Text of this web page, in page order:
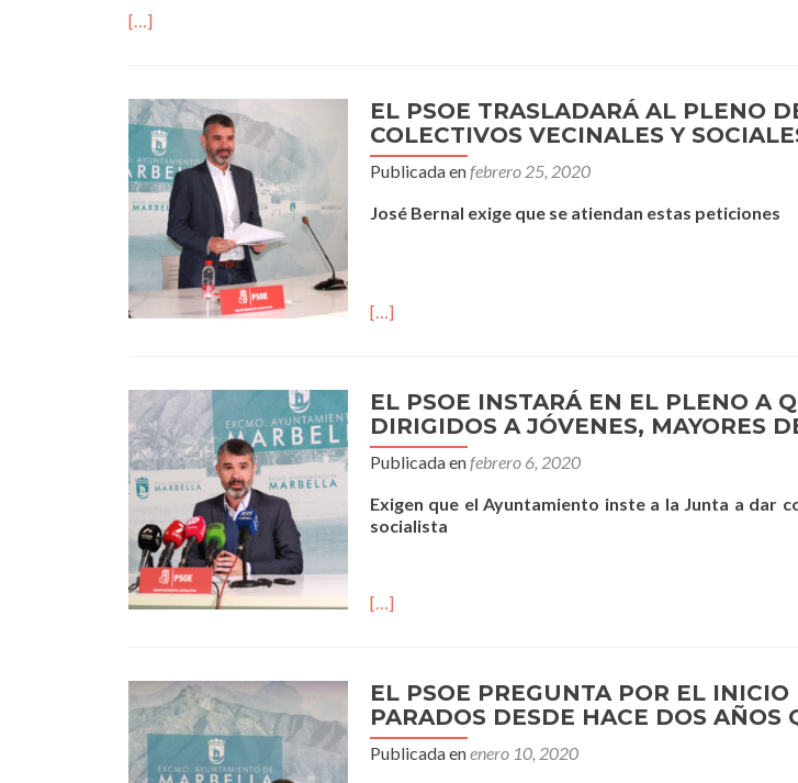
[…]
EL PSOE TRASLADARÁ AL PLENO
COLECTIVOS VECINALES Y
Publicada enfebrero 25, 2020
José Bernal exige que se atiendan estas peticiones
[…]
EL PSOE INSTARÁ EN EL PLENO A
DIRIGIDOS A JÓVENES, MAYORES
Publicada enfebrero 6, 2020
Exigen que el Ayuntamiento inste a la Junta a dar
socialista
[…]
EL PSOE PREGUNTA POR EL
PARADOS DESDE HACE DOS AÑOS
Publicada enenero 10, 2020